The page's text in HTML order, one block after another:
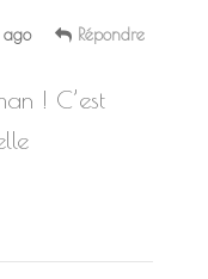
ago Répondre
! C’est